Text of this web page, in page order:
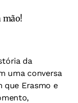
da
uma conversa
que Erasmo e